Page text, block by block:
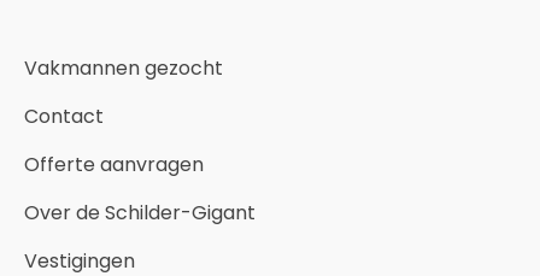
Vakmannen gezocht
Contact
Offerte aanvragen
Over de Schilder-Gigant
Vestigingen